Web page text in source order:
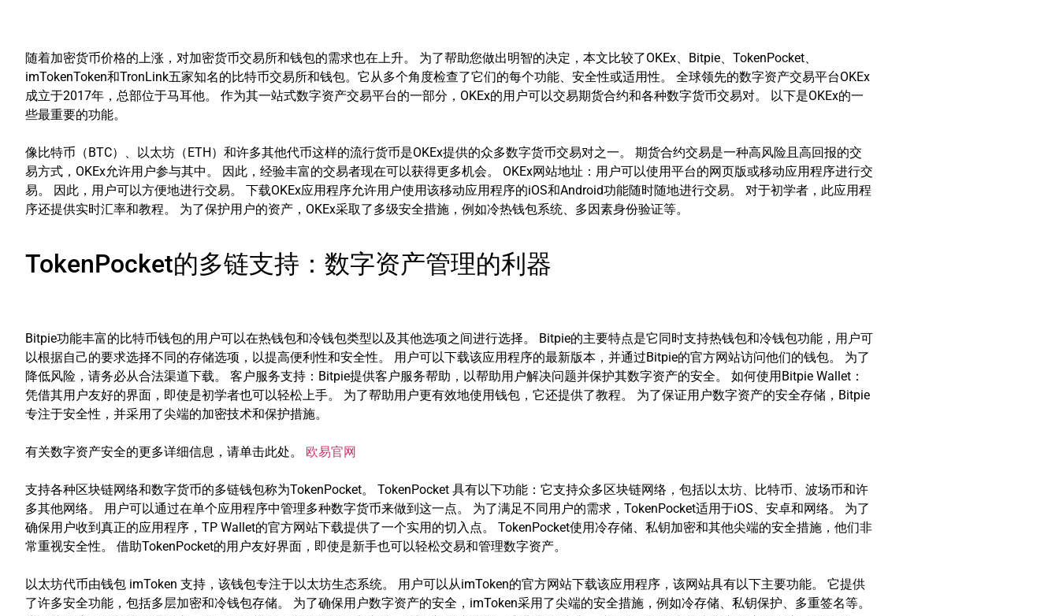
随着加密货币价格的上涨，对加密货币交易所和钱包的需求也在上升。 为了帮助您做出明智的决定，本文比较了OKEx、Bitpie、TokenPocket、
imTokenToken和TronLink五家知名的比特币交易所和钱包。它从多个角度检查了它们的每个功能、安全性或适用性。 全球领先的数字资产交易平台OKEx
成立于2017年，总部位于马耳他。 作为其一站式数字资产交易平台的一部分，OKEx的用户可以交易期货合约和各种数字货币交易对。 以下是OKEx的一
些最重要的功能。
像比特币（BTC）、以太坊（ETH）和许多其他代币这样的流行货币是OKEx提供的众多数字货币交易对之一。 期货合约交易是一种高风险且高回报的交
易方式，OKEx允许用户参与其中。 因此，经验丰富的交易者现在可以获得更多机会。 OKEx网站地址：用户可以使用平台的网页版或移动应用程序进行交
易。 因此，用户可以方便地进行交易。 下载OKEx应用程序允许用户使用该移动应用程序的iOS和Android功能随时随地进行交易。 对于初学者，此应用程
序还提供实时汇率和教程。 为了保护用户的资产，OKEx采取了多级安全措施，例如冷热钱包系统、多因素身份验证等。
TokenPocket的多链支持：数字资产管理的利器
Bitpie功能丰富的比特币钱包的用户可以在热钱包和冷钱包类型以及其他选项之间进行选择。 Bitpie的主要特点是它同时支持热钱包和冷钱包功能，用户可
以根据自己的要求选择不同的存储选项，以提高便利性和安全性。 用户可以下载该应用程序的最新版本，并通过Bitpie的官方网站访问他们的钱包。 为了
降低风险，请务必从合法渠道下载。 客户服务支持：Bitpie提供客户服务帮助，以帮助用户解决问题并保护其数字资产的安全。 如何使用Bitpie Wallet：
凭借其用户友好的界面，即使是初学者也可以轻松上手。 为了帮助用户更有效地使用钱包，它还提供了教程。 为了保证用户数字资产的安全存储，Bitpie
专注于安全性，并采用了尖端的加密技术和保护措施。
有关数字资产安全的更多详细信息，请单击此处。 欧易官网
支持各种区块链网络和数字货币的多链钱包称为TokenPocket。 TokenPocket 具有以下功能：它支持众多区块链网络，包括以太坊、比特币、波场币和许
多其他网络。 用户可以通过在单个应用程序中管理多种数字货币来做到这一点。 为了满足不同用户的需求，TokenPocket适用于iOS、安卓和网络。 为了
确保用户收到真正的应用程序，TP Wallet的官方网站下载提供了一个实用的切入点。 TokenPocket使用冷存储、私钥加密和其他尖端的安全措施，他们非
常重视安全性。 借助TokenPocket的用户友好界面，即使是新手也可以轻松交易和管理数字资产。
以太坊代币由钱包 imToken 支持，该钱包专注于以太坊生态系统。 用户可以从imToken的官方网站下载该应用程序，该网站具有以下主要功能。 它提供
了许多安全功能，包括多层加密和冷钱包存储。 为了确保用户数字资产的安全，imToken采用了尖端的安全措施，例如冷存储、私钥保护、多重签名等。